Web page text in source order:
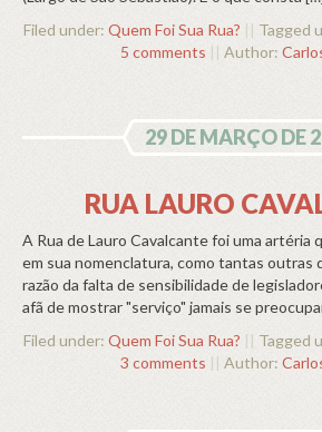
Filed under: Quem Foi Sua Rua? || Tagged
5 comments || Author:
29 DE MARÇO DE
RUA LAURO
A Rua de Lauro Cavalcante foi uma artéria
em sua nomenclatura, como tantas outras
razão da falta de sensibilidade de
afã de mostrar "serviço" jamais se
Filed under: Quem Foi Sua Rua? || Tagged
3 comments || Author: